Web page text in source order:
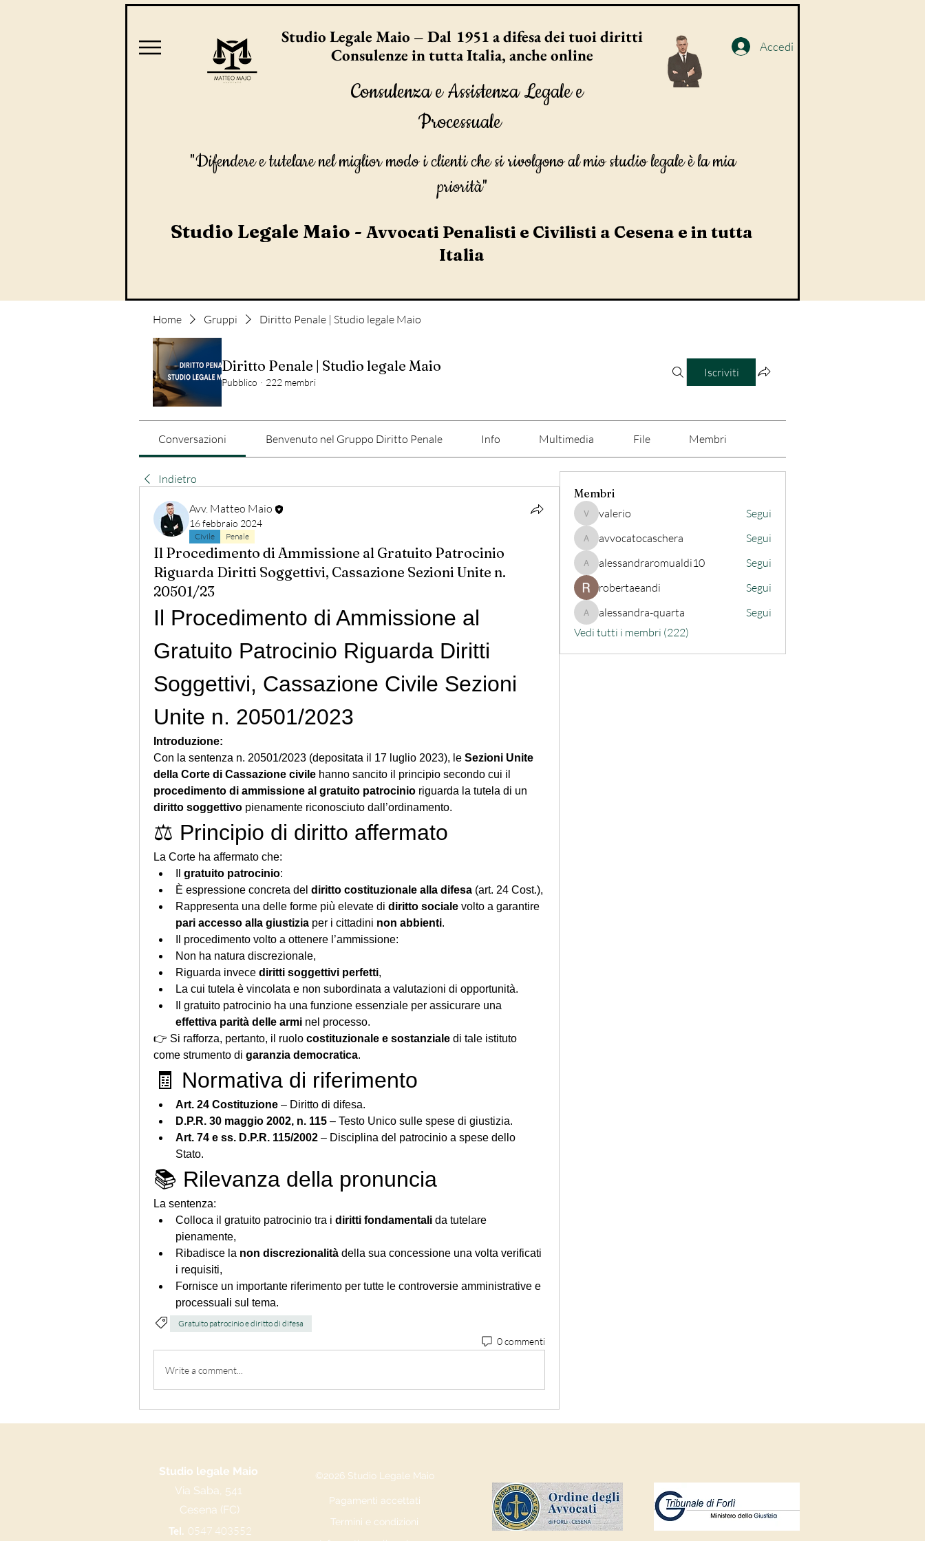
Studio Legale Maio – Dal 1951 a difesa dei tuoi diritti
Consulenze in tutta Italia, anche online
Consulenza e Assistenza Legale e
Processuale
Accedi
"Difendere e tutelare nel miglior modo i clienti che si rivolgono al mio studio legale è la mia
priorità"
Studio Legale Maio - Avvocati Penalisti e Civilisti a Cesena e in tutta
Italia
Home Gruppi Diritto Penale | Studio legale Maio
Diritto Penale | Studio legale Maio
Pubblico · 222 membri
Iscriviti
Conversazioni Benvenuto nel Gruppo Diritto Penale Info Multimedia File Membri
Indietro
Avv. Matteo Maio
16 febbraio 2024
Civile Penale
Il Procedimento di Ammissione al Gratuito Patrocinio
Riguarda Diritti Soggettivi, Cassazione Sezioni Unite n.
20501/23
Il Procedimento di Ammissione al
Gratuito Patrocinio Riguarda Diritti
Soggettivi, Cassazione Civile Sezioni
Unite n. 20501/2023
Introduzione:
Con la sentenza n. 20501/2023 (depositata il 17 luglio 2023), le Sezioni Unite
della Corte di Cassazione civile
procedimento di ammissione al gratuito patrocinio
diritto soggettivo pienamente riconosciuto dall’ordinamento.
⚖️ Principio di diritto affermato
La Corte ha affermato che:
gratuito patrocinio:
È espressione concreta del diritto costituzionale alla difesa (art. 24 Cost.),
Rappresenta una delle forme più elevate di diritto sociale
pari accesso alla giustizia per i cittadini non abbienti.
Il procedimento volto a ottenere l’ammissione:
Non ha natura discrezionale,
Riguarda invece diritti soggettivi perfetti,
La cui tutela è vincolata e non subordinata a valutazioni di opportunità.
effettiva parità delle armi nel processo.
👉 Si rafforza, pertanto, il ruolo costituzionale e sostanziale di tale istituto
come strumento di garanzia democratica.
🧾 Normativa di riferimento
Art. 24 Costituzione – Diritto di difesa.
D.P.R. 30 maggio 2002, n. 115 – Testo Unico sulle spese di giustizia.
Art. 74 e ss. D.P.R. 115/2002 – Disciplina del patrocinio a spese dello
Stato.
📚 Rilevanza della pronuncia
La sentenza:
Colloca il gratuito patrocinio tra i diritti fondamentali da tutelare
pienamente,
Ribadisce la non discrezionalità della sua concessione una volta verificati
i requisiti,
Fornisce un importante riferimento per tutte le controversie amministrative e
processuali sul tema.
Gratuito patrocinio e diritto di difesa
0 commenti
Write a comment...
Membri
valeriovalerio Segui
avvocatocaschera
avvocatocaschera Segui
alessandraromualdi10
alessandraromualdi10
Segui
robertaeandi
Segui
alessandra-quarta
alessandra-quarta
Segui
Vedi tutti i membri (222)
Studio legale Maio
Via Saba, 541
Cesena (FC)
Tel. 0547 403552
©2026 Studio Legale Maio
Pagamenti accettati
Termini e condizioni